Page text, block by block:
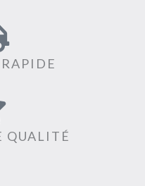
QUALITÉ